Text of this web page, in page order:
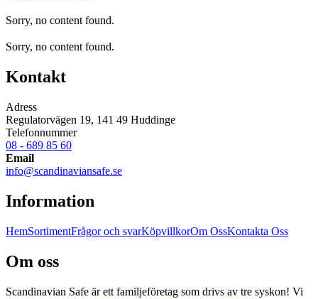
Sorry, no content found.
Sorry, no content found.
Kontakt
Adress
Regulatorvägen 19, 141 49 Huddinge
Telefonnummer
08 - 689 85 60
Email
info@scandinaviansafe.se
Information
HemSortimentFrågor och svarKöpvillkorOm OssKontakta Oss
Om oss
Scandinavian Safe är ett familjeföretag som drivs av tre syskon! Vi